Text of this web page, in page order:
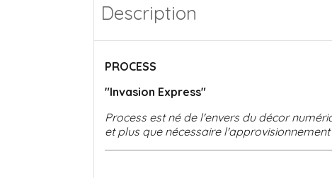
Description
PROCESS
"Invasion Express"
Process est né de l'envers du décor
et plus que nécessaire